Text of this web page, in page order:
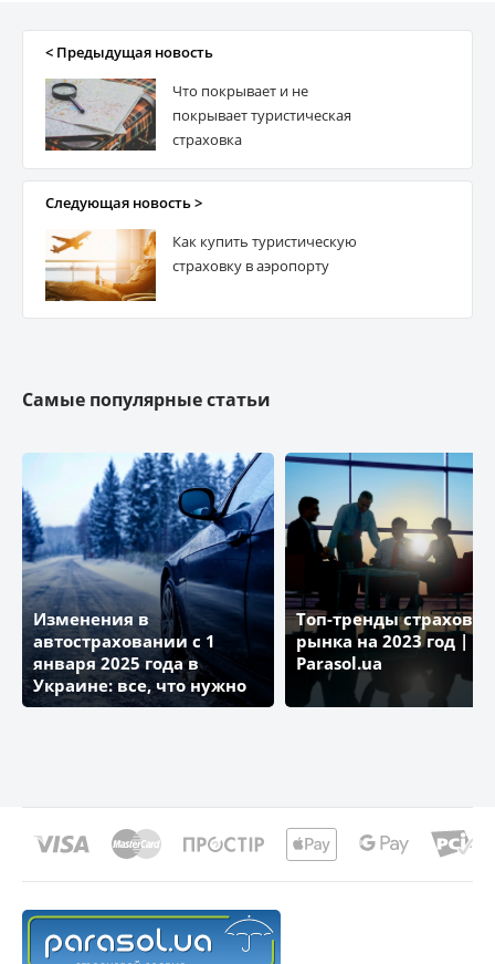
ГЛОБУС
ОРАНТА
< Предыдущая новость
Что покрывает и не
покрывает туристическая
страховка
Следующая новость >
Как купить туристическую
страховку в аэропорту
Самые популярные статьи
Изменения в
автостраховании с 1
января 2025 года в
Украине: все, что нужно
знать
Топ-тренды
рынка на 2023 год |
Parasol.ua